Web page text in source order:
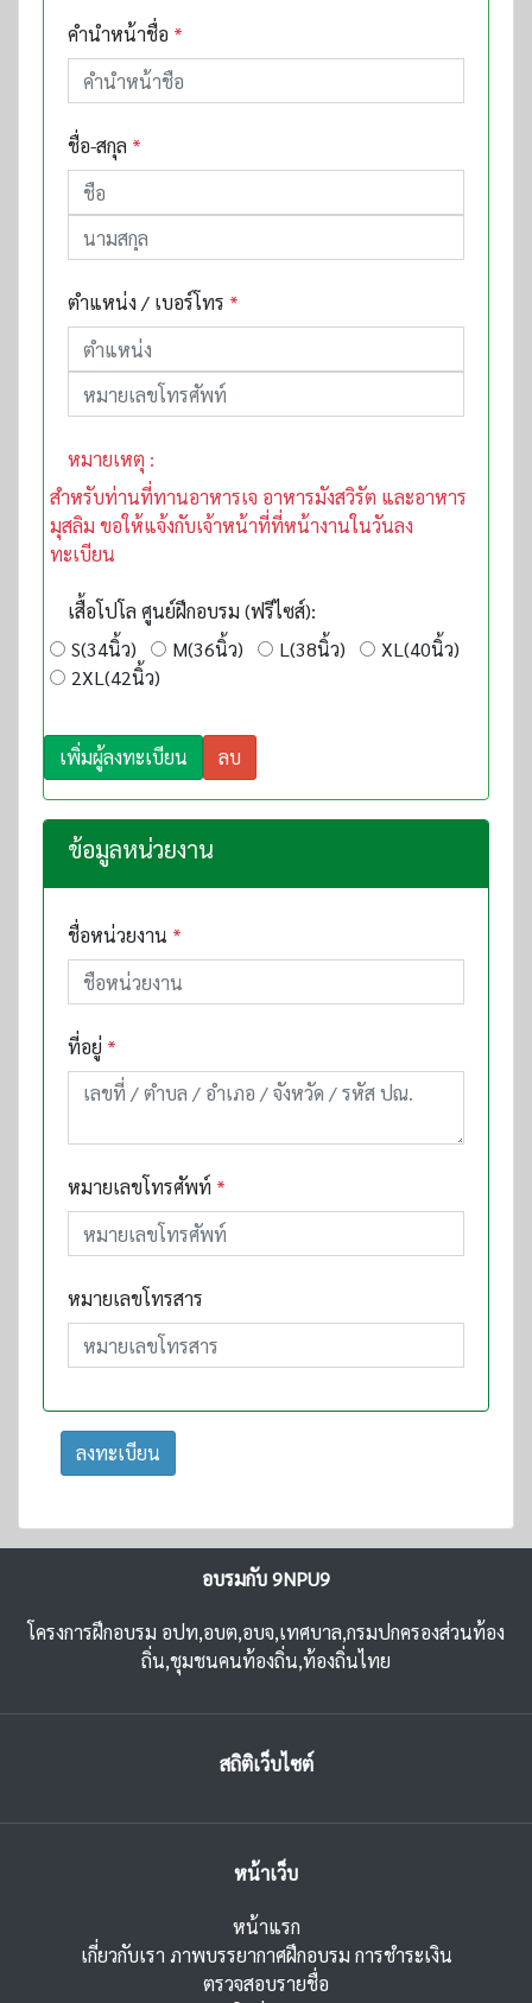
คำนำหน้าชื่อ *
ชื่อ-สกุล *
ตำแหน่ง / เบอร์โทร *
หมายเหตุ :
สำหรับท่านที่ทานอาหารเจ อาหารมังสวิรัต และอาหาร
มุสลิม ขอให้แจ้งกับเจ้าหน้าที่ที่หน้างานในวันลง
ทะเบียน
เสื้อโปโล ศูนย์ฝึกอบรม (ฟรีไซส์):
S(34นิ้ว)
M(36นิ้ว) L(38นิ้ว)
XL(40นิ้ว)
2XL(42นิ้ว)
เพิ่มผู้ลงทะเบียน ลบ
ข้อมูลหน่วยงาน
ชื่อหน่วยงาน *
ที่อยู่ *
หมายเลขโทรศัพท์ *
หมายเลขโทรสาร
ลงทะเบียน
อบรมกับ 9NPU9
โครงการฝึกอบรม อปท,อบต,อบจ,เทศบาล,กรมปกครองส่วนท้อง
ถิ่น,ชุมชนคนท้องถิ่น,ท้องถิ่นไทย
สถิติเว็บไซต์
หน้าเว็บ
หน้าแรก
เกี่ยวกับเรา ภาพบรรยากาศฝึกอบรม การชำระเงิน
ตรวจสอบรายชื่อ